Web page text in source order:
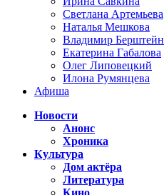
Светлана Артемьева
Наталья Мешкова
Владимир Берштейн
Екатерина Габалова
Олег Липовецкий
Илона Румянцева
Афиша
Новости
Анонс
Хроника
Культура
Дом актёра
Литература